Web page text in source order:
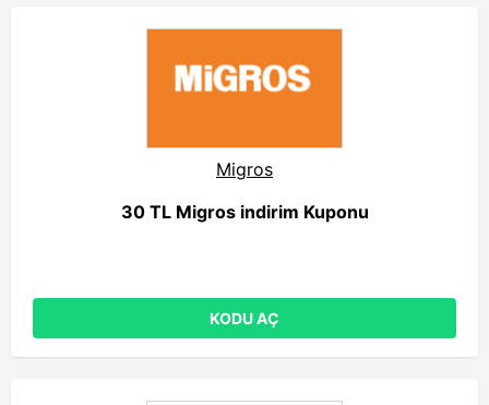
Migros
30 TL Migros indirim Kuponu
KODU AÇ